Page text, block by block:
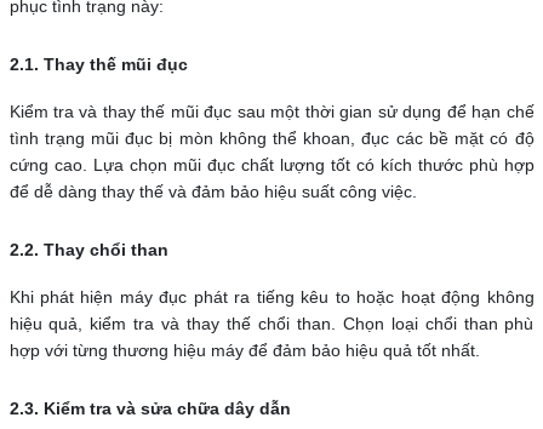
phục tình trạng này:
2.1. Thay thế mũi đục
Kiểm tra và thay thế mũi đục sau một thời gian sử dụng để hạn chế
tình trạng mũi đục bị mòn không thể khoan, đục các bề mặt có độ
cứng cao. Lựa chọn mũi đục chất lượng tốt có kích thước phù hợp
để dễ dàng thay thế và đảm bảo hiệu suất công việc.
2.2. Thay chổi than
Khi phát hiện máy đục phát ra tiếng kêu to hoặc hoạt động không
hiệu quả, kiểm tra và thay thế chổi than. Chọn loại chổi than phù
hợp với từng thương hiệu máy để đảm bảo hiệu quả tốt nhất.
2.3. Kiểm tra và sửa chữa dây dẫn